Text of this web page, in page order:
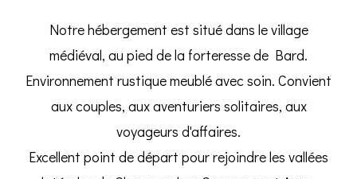
Notre hébergement est situé dans le village
médiéval, au pied de la forteresse de Bard.
Environnement rustique meublé avec soin. Convient
aux couples, aux aventuriers solitaires, aux
voyageurs d'affaires.
Excellent point de départ pour rejoindre les vallées